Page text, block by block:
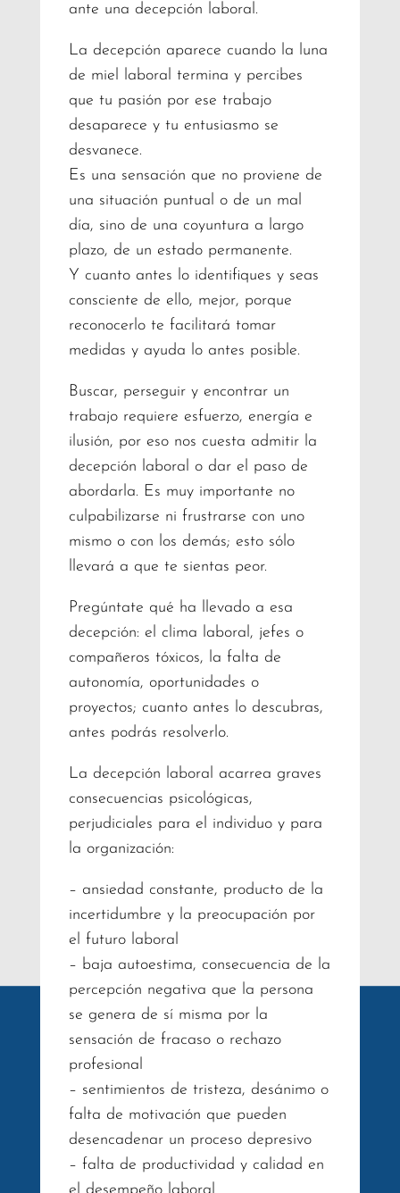
ante una decepción laboral.
La decepción aparece cuando la luna
de miel laboral termina y percibes
que tu pasión por ese trabajo
desaparece y tu entusiasmo se
desvanece.
Es una sensación que no proviene de
una situación puntual o de un mal
día, sino de una coyuntura a largo
plazo, de un estado permanente.
Y cuanto antes lo identifiques y seas
consciente de ello, mejor, porque
reconocerlo te facilitará tomar
medidas y ayuda lo antes posible.
Buscar, perseguir y encontrar un
trabajo requiere esfuerzo, energía e
ilusión, por eso nos cuesta admitir la
decepción laboral o dar el paso de
abordarla. Es muy importante no
culpabilizarse ni frustrarse con uno
mismo o con los demás; esto sólo
llevará a que te sientas peor.
Pregúntate qué ha llevado a esa
decepción: el clima laboral, jefes o
compañeros tóxicos, la falta de
autonomía, oportunidades o
proyectos; cuanto antes lo descubras,
antes podrás resolverlo.
La decepción laboral acarrea graves
consecuencias psicológicas,
perjudiciales para el individuo y para
la organización:
– ansiedad constante, producto de la
incertidumbre y la preocupación por
el futuro laboral
– baja autoestima, consecuencia de la
percepción negativa que la persona
se genera de sí misma por la
sensación de fracaso o rechazo
profesional
– sentimientos de tristeza, desánimo o
falta de motivación que pueden
desencadenar un proceso depresivo
– falta de productividad y calidad en